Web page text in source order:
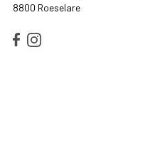
8800 Roeselare